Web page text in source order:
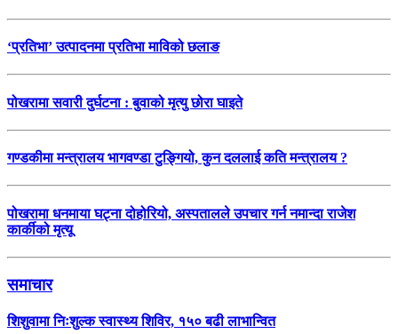
‘प्रतिभा’ उत्पादनमा प्रतिभा माविको छलाङ
पोखरामा सवारी दुर्घटना : बुवाको मृत्यु छोरा घाइते
गण्डकीमा मन्त्रालय भागवण्डा टुङ्गियो, कुन दललाई कति मन्त्रालय ?
पोखरामा धनमाया घट्ना दोहोरियो, अस्पतालले उपचार गर्न नमान्दा राजेश
कार्कीको मृत्यू
समाचार
शिशुवामा निःशुल्क स्वास्थ्य शिविर, १५० बढी लाभान्वित